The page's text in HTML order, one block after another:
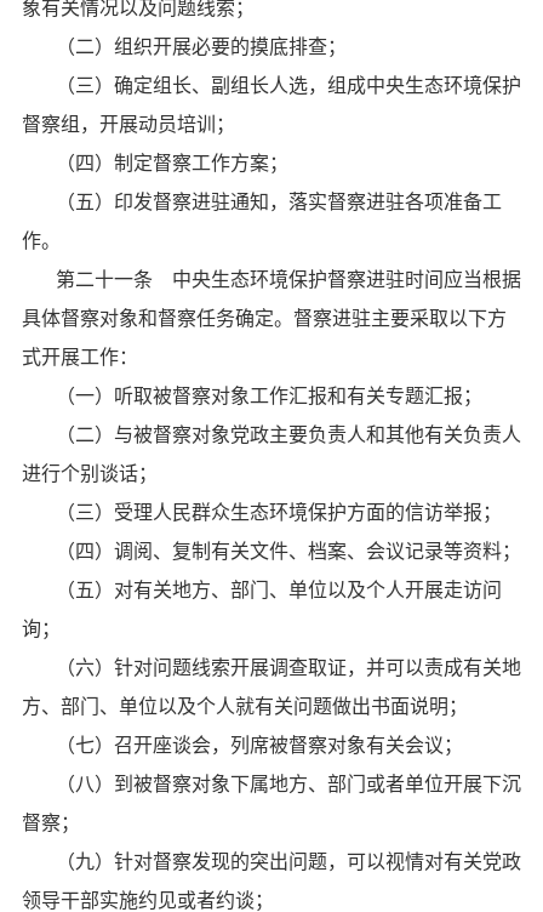
象有关情况以及问题线索；
（二）组织开展必要的摸底排查；
（三）确定组长、副组长人选，组成中央生态环境保护
督察组，开展动员培训；
（四）制定督察工作方案；
（五）印发督察进驻通知，落实督察进驻各项准备工
作。
第二十一条 中央生态环境保护督察进驻时间应当根据
具体督察对象和督察任务确定。督察进驻主要采取以下方
式开展工作：
（一）听取被督察对象工作汇报和有关专题汇报；
（二）与被督察对象党政主要负责人和其他有关负责人
进行个别谈话；
（三）受理人民群众生态环境保护方面的信访举报；
（四）调阅、复制有关文件、档案、会议记录等资料；
（五）对有关地方、部门、单位以及个人开展走访问
询；
（六）针对问题线索开展调查取证，并可以责成有关地
方、部门、单位以及个人就有关问题做出书面说明；
（七）召开座谈会，列席被督察对象有关会议；
（八）到被督察对象下属地方、部门或者单位开展下沉
督察；
（九）针对督察发现的突出问题，可以视情对有关党政
领导干部实施约见或者约谈；